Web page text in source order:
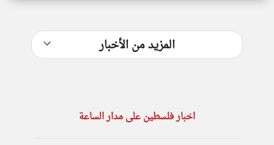
المزيد من الأخبار
اخبار فلسطين على مدار الساعة